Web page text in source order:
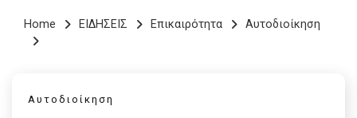
Home ΕΙΔΗΣΕΙΣ Επικαιρότητα Αυτοδιοίκηση
Αυτοδιοίκηση